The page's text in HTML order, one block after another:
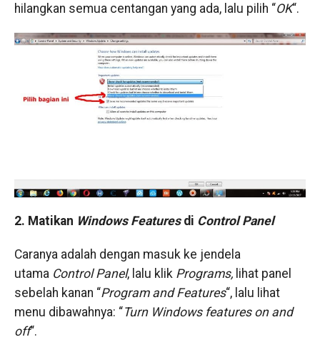
hilangkan semua centangan yang ada, lalu pilih “OK“.
​2. Matikan Windows Featuresdi Control Panel
​​Caranya adalah dengan masuk ke jendela
utama Control Panel, lalu klik Programs, ​lihat panel
sebelah kanan “Program and Features“, lalu lihat
menu dibawahnya: “Turn Windows features on and
off“.